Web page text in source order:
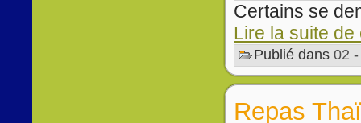
Certains se
Lire la suite
Publié dans 02
Repas Thaï